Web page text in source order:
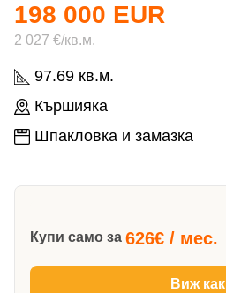
97.69 кв.м.
Кършияка
Шпакловка и замазка
198 000 EUR
2 027 €/кв.м.
Купи само за 626€ / мес.
Виж как